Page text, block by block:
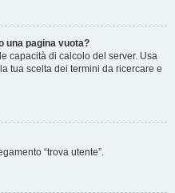
una pagina vuota?
capacità di calcolo del server. Usa
tua scelta dei termini da ricercare e
“trova utente”.